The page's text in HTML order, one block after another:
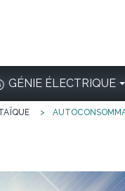
GÉNIE ÉLECTRIQUE
>